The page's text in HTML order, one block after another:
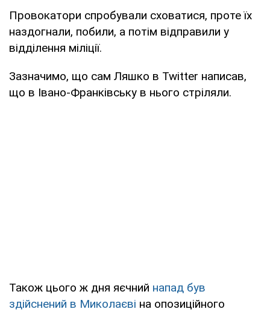
Провокатори спробували сховатися, проте їх
наздогнали, побили, а потім відправили у
відділення міліції.
Зазначимо, що сам Ляшко в Twitter написав,
що в Івано-Франківську в нього стріляли.
Також цього ж дня яєчний напад був
здійснений в Миколаєві на опозиційного